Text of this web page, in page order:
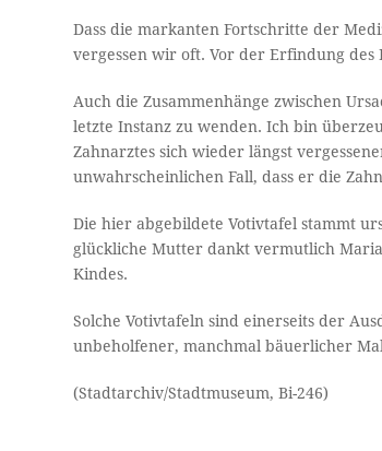
Dass die markanten Fortschritte der
vergessen wir oft. Vor der Erfindung
Auch die Zusammenhänge zwischen
letzte Instanz zu wenden. Ich bin
Zahnarztes sich wieder längst
unwahrscheinlichen Fall, dass er die
Die hier abgebildete Votivtafel stammt
glückliche Mutter dankt vermutlich
Kindes.
Solche Votivtafeln sind einerseits der
unbeholfener, manchmal bäuerlicher
(Stadtarchiv/Stadtmuseum, Bi-246)